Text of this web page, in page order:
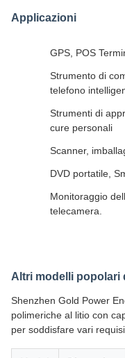
Applicazioni
GPS, POS
Strumento di
telefono
Strumenti di
cure personali
Scanner,
DVD portatile,
Monitoraggio
telecamera.
Altri modelli popolari
Shenzhen Gold Power
polimeriche al litio con
per soddisfare vari